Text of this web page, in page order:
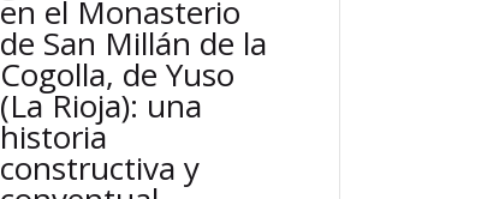
en el Monasterio
de San Millán de la
Cogolla, de Yuso
(La Rioja): una
historia
constructiva y